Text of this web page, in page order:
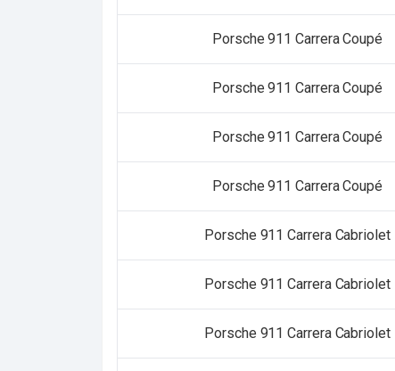
Porsche 911 Carrera Coupé
Porsche 911 Carrera Coupé
Porsche 911 Carrera Coupé
Porsche 911 Carrera Coupé
Porsche 911 Carrera Cabriolet
Porsche 911 Carrera Cabriolet
Porsche 911 Carrera Cabriolet